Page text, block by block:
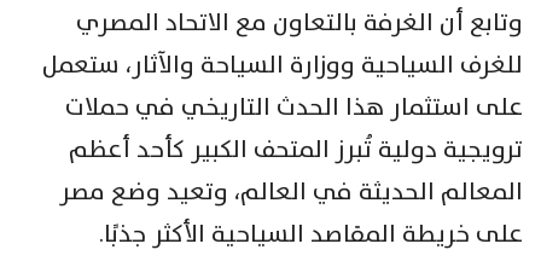
وتابع أن الغرفة بالتعاون مع الاتحاد المصري
للغرف السياحية ووزارة السياحة والآثار، ستعمل
على استثمار هذا الحدث التاريخي في حملات
ترويجية دولية تُبرز المتحف الكبير كأحد أعظم
المعالم الحديثة في العالم، وتعيد وضع مصر
على خريطة المقاصد السياحية الأكثر جذبًا.